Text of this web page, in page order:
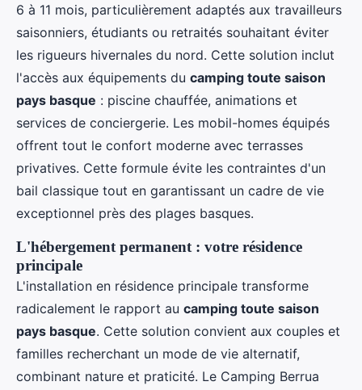
6 à 11 mois, particulièrement adaptés aux travailleurs
saisonniers, étudiants ou retraités souhaitant éviter
les rigueurs hivernales du nord. Cette solution inclut
l'accès aux équipements du camping toute saison
pays basque : piscine chauffée, animations et
services de conciergerie. Les mobil-homes équipés
offrent tout le confort moderne avec terrasses
privatives. Cette formule évite les contraintes d'un
bail classique tout en garantissant un cadre de vie
exceptionnel près des plages basques.
L'hébergement permanent : votre résidence
principale
L'installation en résidence principale transforme
radicalement le rapport au camping toute saison
pays basque. Cette solution convient aux couples et
familles recherchant un mode de vie alternatif,
combinant nature et praticité. Le Camping Berrua